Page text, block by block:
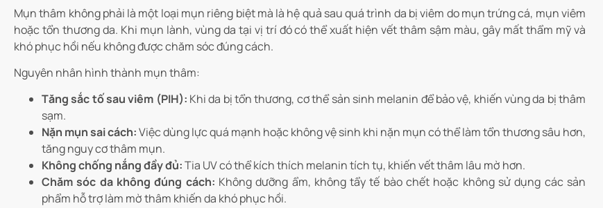
Mụn thâm không phải là một loại mụn riêng biệt mà là hệ quả sau quá trình da bị viêm do mụn trứng cá, mụn viêm
hoặc tổn thương da. Khi mụn lành, vùng da tại vị trí đó có thể xuất hiện vết thâm sậm màu, gây mất thẩm mỹ và
khó phục hồi nếu không được chăm sóc đúng cách.
Nguyên nhân hình thành mụn thâm:
Tăng sắc tố sau viêm (PIH): Khi da bị tổn thương, cơ thể sản sinh melanin để bảo vệ, khiến vùng da bị thâm
sạm.
Nặn mụn sai cách:Việc dùng lực quá mạnh hoặc không vệ sinh khi nặn mụn có thể làm tổn thương sâu hơn,
tăng nguy cơ thâm mụn.
Không chống nắng đầy đủ:Tia UV có thể kích thích melanin tích tụ, khiến vết thâm lâu mờ hơn.
Chăm sóc da không đúng cách: Không dưỡng ẩm, không tẩy tế bào chết hoặc không sử dụng các sản
phẩm hỗ trợ làm mờ thâm khiến da khó phục hồi.